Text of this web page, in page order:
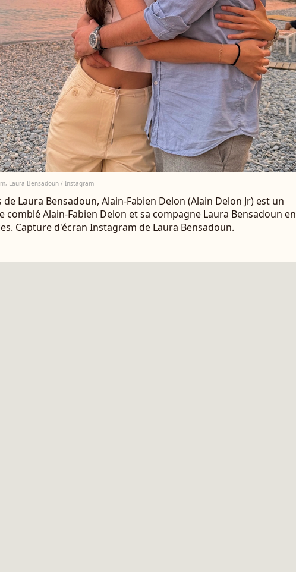
Laura Bensadoun / Instagram
de Laura Bensadoun, Alain-Fabien Delon (Alain Delon Jr) est un
comblé Alain-Fabien Delon et sa compagne Laura Bensadoun en
Capture d'écran Instagram de Laura Bensadoun.